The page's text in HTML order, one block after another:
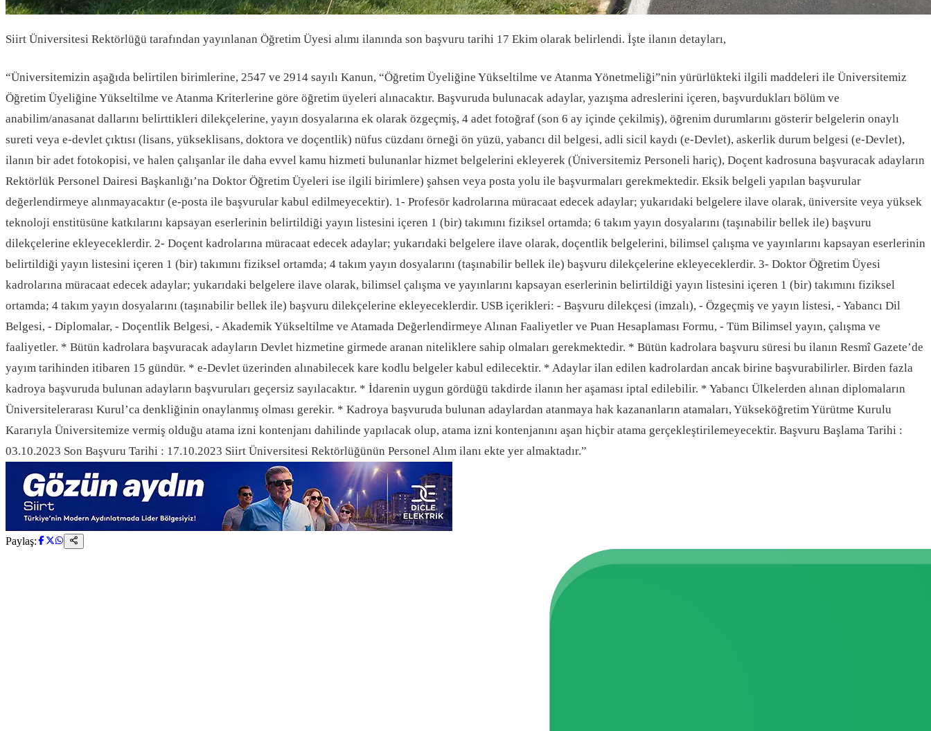
Siirt Üniversitesi Rektörlüğü tarafından yayınlanan Öğretim Üyesi alımı ilanında son başvuru tarihi 17 Ekim olarak belirlendi. İşte ilanın detayları,
“Üniversitemizin aşağıda belirtilen birimlerine, 2547 ve 2914 sayılı Kanun, “Öğretim Üyeliğine Yükseltilme ve Atanma Yönetmeliği”nin yürürlükteki ilgili maddeleri ile Üniversitemiz
Öğretim Üyeliğine Yükseltilme ve Atanma Kriterlerine göre öğretim üyeleri alınacaktır. Başvuruda bulunacak adaylar, yazışma adreslerini içeren, başvurdukları bölüm ve
anabilim/anasanat dallarını belirttikleri dilekçelerine, yayın dosyalarına ek olarak özgeçmiş, 4 adet fotoğraf (son 6 ay içinde çekilmiş), öğrenim durumlarını gösterir belgelerin onaylı
sureti veya e-devlet çıktısı (lisans, yükseklisans, doktora ve doçentlik) nüfus cüzdanı örneği ön yüzü, yabancı dil belgesi, adli sicil kaydı (e-Devlet), askerlik durum belgesi (e-Devlet),
ilanın bir adet fotokopisi, ve halen çalışanlar ile daha evvel kamu hizmeti bulunanlar hizmet belgelerini ekleyerek (Üniversitemiz Personeli hariç), Doçent kadrosuna başvuracak adayların
Rektörlük Personel Dairesi Başkanlığı’na Doktor Öğretim Üyeleri ise ilgili birimlere) şahsen veya posta yolu ile başvurmaları gerekmektedir. Eksik belgeli yapılan başvurular
değerlendirmeye alınmayacaktır (e-posta ile başvurular kabul edilmeyecektir). 1- Profesör kadrolarına müracaat edecek adaylar; yukarıdaki belgelere ilave olarak, üniversite veya yüksek
teknoloji enstitüsüne katkılarını kapsayan eserlerinin belirtildiği yayın listesini içeren 1 (bir) takımını fiziksel ortamda; 6 takım yayın dosyalarını (taşınabilir bellek ile) başvuru
dilekçelerine ekleyeceklerdir. 2- Doçent kadrolarına müracaat edecek adaylar; yukarıdaki belgelere ilave olarak, doçentlik belgelerini, bilimsel çalışma ve yayınlarını kapsayan eserlerinin
belirtildiği yayın listesini içeren 1 (bir) takımını fiziksel ortamda; 4 takım yayın dosyalarını (taşınabilir bellek ile) başvuru dilekçelerine ekleyeceklerdir. 3- Doktor Öğretim Üyesi
kadrolarına müracaat edecek adaylar; yukarıdaki belgelere ilave olarak, bilimsel çalışma ve yayınlarını kapsayan eserlerinin belirtildiği yayın listesini içeren 1 (bir) takımını fiziksel
ortamda; 4 takım yayın dosyalarını (taşınabilir bellek ile) başvuru dilekçelerine ekleyeceklerdir. USB içerikleri: - Başvuru dilekçesi (imzalı), - Özgeçmiş ve yayın listesi, - Yabancı Dil
Belgesi, - Diplomalar, - Doçentlik Belgesi, - Akademik Yükseltilme ve Atamada Değerlendirmeye Alınan Faaliyetler ve Puan Hesaplaması Formu, - Tüm Bilimsel yayın, çalışma ve
faaliyetler. * Bütün kadrolara başvuracak adayların Devlet hizmetine girmede aranan niteliklere sahip olmaları gerekmektedir. * Bütün kadrolara başvuru süresi bu ilanın Resmî Gazete’de
yayım tarihinden itibaren 15 gündür. * e-Devlet üzerinden alınabilecek kare kodlu belgeler kabul edilecektir. * Adaylar ilan edilen kadrolardan ancak birine başvurabilirler. Birden fazla
kadroya başvuruda bulunan adayların başvuruları geçersiz sayılacaktır. * İdarenin uygun gördüğü takdirde ilanın her aşaması iptal edilebilir. * Yabancı Ülkelerden alınan diplomaların
Üniversitelerarası Kurul’ca denkliğinin onaylanmış olması gerekir. * Kadroya başvuruda bulunan adaylardan atanmaya hak kazananların atamaları, Yükseköğretim Yürütme Kurulu
Kararıyla Üniversitemize vermiş olduğu atama izni kontenjanı dahilinde yapılacak olup, atama izni kontenjanını aşan hiçbir atama gerçekleştirilemeyecektir. Başvuru Başlama Tarihi :
03.10.2023 Son Başvuru Tarihi : 17.10.2023 Siirt Üniversitesi Rektörlüğünün Personel Alım ilanı ekte yer almaktadır.”
Paylaş: